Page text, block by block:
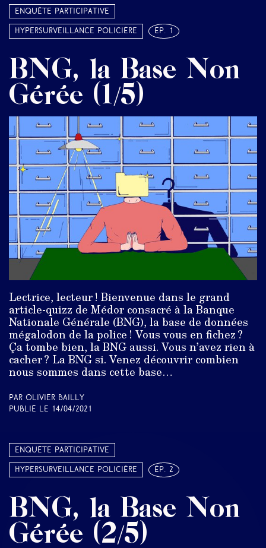
Enquête participative
Hypersurveillance policière ép. 1
BNG, la Base Non
Gérée (1/5)
Lectrice, lecteur ! Bienvenue dans le grand
article-quizz de Médor consacré à la Banque
Nationale Générale (BNG), la base de données
mégalodon de la police ! Vous vous en fichez ?
Ça tombe bien, la BNG aussi. Vous n’avez rien à
cacher ? La BNG si. Venez découvrir combien
nous sommes dans cette base…
Par Olivier Bailly
Publié le 14/04/2021
Enquête participative
Hypersurveillance policière ép. 2
BNG, la Base Non
Gérée (2/5)